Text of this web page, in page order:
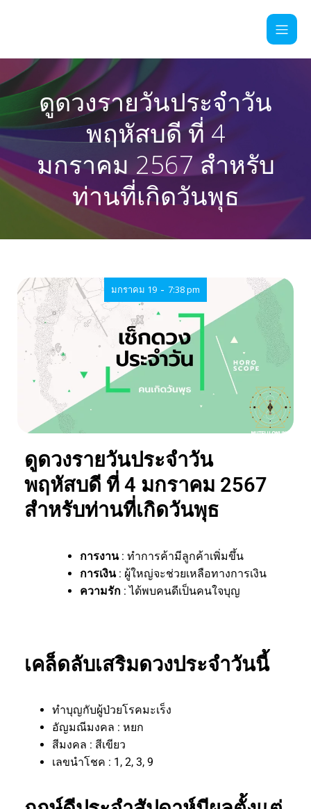
ดูดวงรายวันประจำวัน
พฤหัสบดี ที่ 4
มกราคม 2567 สำหรับ
ท่านที่เกิดวันพุธ
มกราคม 19 - 7:38 pm
ดูดวงรายวันประจำวัน
พฤหัสบดี ที่ 4 มกราคม 2567
สำหรับท่านที่เกิดวันพุธ
การงาน: ทำการค้ามีลูกค้าเพิ่มขึ้น
การเงิน: ผู้ใหญ่จะช่วยเหลือทางการเงิน
ความรัก : ได้พบคนดีเป็นคนใจบุญ
เคล็ดลับเสริมดวงประจำวันนี้
ทำบุญกับผู้ป่วยโรคมะเร็ง
อัญมณีมงคล : หยก
สีมงคล : สีเขียว
เลขนำโชค : 1, 2, 3, 9